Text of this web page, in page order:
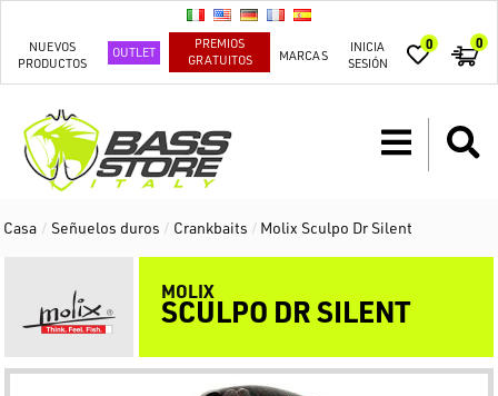
NUEVOS
PRODUCTOS
OUTLET
PREMIOS
GRATUITOS
MARCAS
INICIA
SESIÓN
0 0
Casa / Señuelos duros / Crankbaits / Molix Sculpo Dr Silent
MOLIX
SCULPO DR SILENT